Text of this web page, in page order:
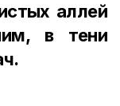
аллей
в тени